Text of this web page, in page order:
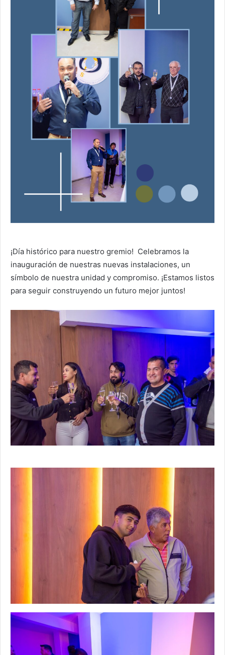
¡Día histórico para nuestro gremio! Celebramos la
inauguración de nuestras nuevas instalaciones, un
símbolo de nuestra unidad y compromiso. ¡Estamos listos
para seguir construyendo un futuro mejor juntos!